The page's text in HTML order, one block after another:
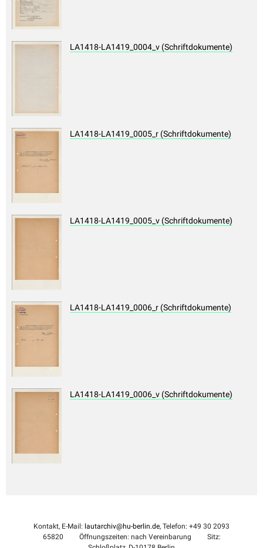
LA1418-LA1419_0004_v (Schriftdokumente)
LA1418-LA1419_0005_r (Schriftdokumente)
LA1418-LA1419_0005_v (Schriftdokumente)
LA1418-LA1419_0006_r (Schriftdokumente)
LA1418-LA1419_0006_v (Schriftdokumente)
Kontakt, E-Mail: lautarchiv@hu-berlin.de, Telefon: +49 30 2093
65820
Öffnungszeiten: nach Vereinbarung
Sitz: